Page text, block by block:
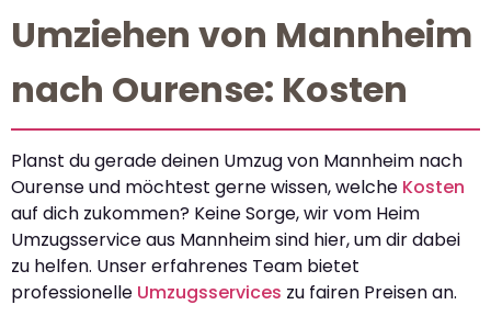
Umziehen von Mannheim
nach Ourense: Kosten
Planst du gerade deinen Umzug von Mannheim nach
Ourense und möchtest gerne wissen, welche Kosten
auf dich zukommen? Keine Sorge, wir vom Heim
Umzugsservice aus Mannheim sind hier, um dir dabei
zu helfen. Unser erfahrenes Team bietet
professionelle Umzugsservices zu fairen Preisen an.